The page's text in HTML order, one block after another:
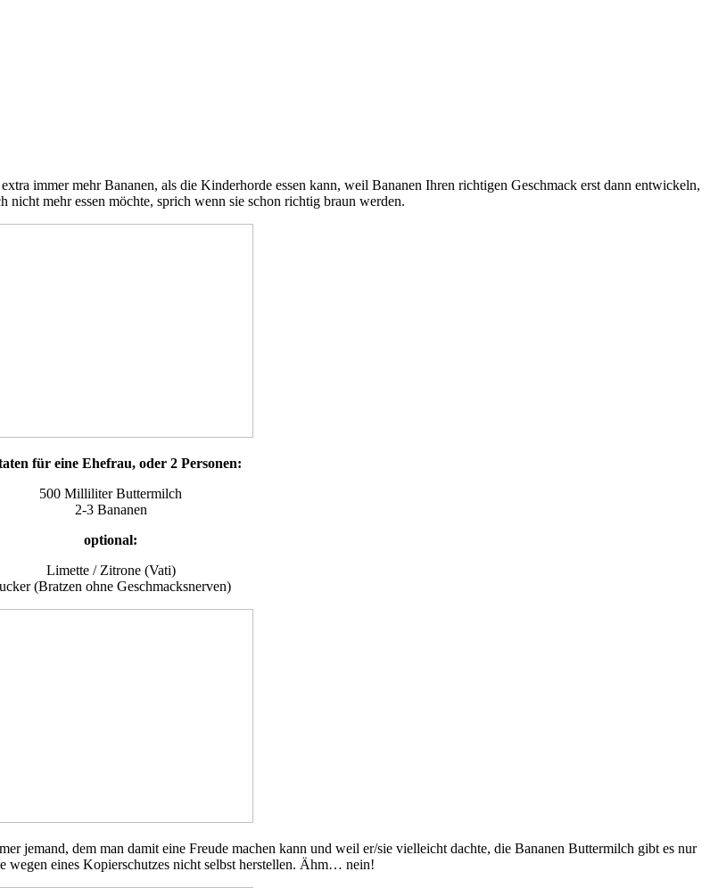
immer mehr Bananen, als die Kinderhorde essen kann, weil Bananen Ihren richtigen Geschmack erst dann entwickeln,
nicht mehr essen möchte, sprich wenn sie schon richtig braun werden.
für eine Ehefrau, oder 2 Personen:
500 Milliliter Buttermilch
2-3 Bananen
optional:
Limette / Zitrone (Vati)
(Bratzen ohne Geschmacksnerven)
jemand, dem man damit eine Freude machen kann und weil er/sie vielleicht dachte, die Bananen Buttermilch gibt es nur
wegen eines Kopierschutzes nicht selbst herstellen. Ähm… nein!